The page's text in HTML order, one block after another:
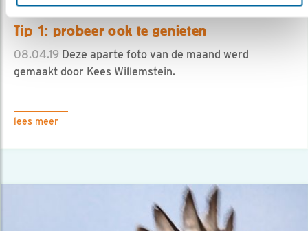
Tip
Tip 1: probeer ook te genieten
08.04.19 Deze aparte foto van de maand werd
gemaakt door Kees Willemstein.
lees meer